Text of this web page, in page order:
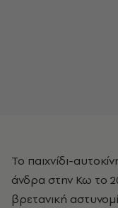
Το παιχνίδι-
άνδρα στην Κω το
βρετανική